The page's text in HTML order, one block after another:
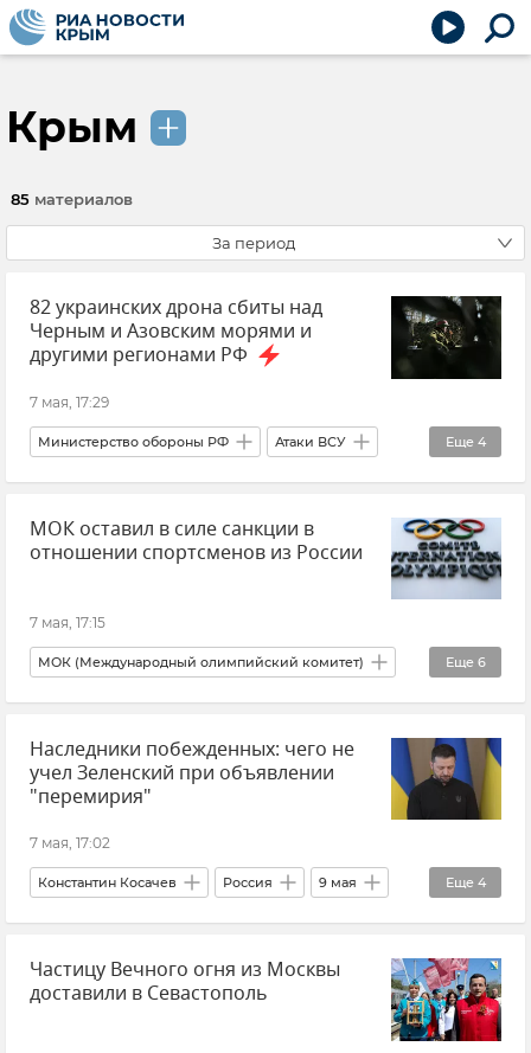
Крым
85 материалов
За период
82 украинских дрона сбиты над
Черным и Азовским морями и
другими регионами РФ
7 мая, 17:29
Еще 4
Министерство обороны РФ Атаки ВСУ
Обстрелы ВСУ
ВСУ (Вооруженные силы Украины)
Беспилотник (БПЛА, дрон)
МОК оставил в силе санкции в
отношении спортсменов из России
7 мая, 17:15
Еще 6
МОК (Международный олимпийский комитет)
Спорт Новости В мире Россия
Белоруссия Олимпийский комитет России
Наследники побежденных: чего не
учел Зеленский при объявлении
"перемирия"
7 мая, 17:02
Еще 4
Константин Косачев Россия 9 мая
День Победы Украина Память
Перемирие
Частицу Вечного огня из Москвы
доставили в Севастополь